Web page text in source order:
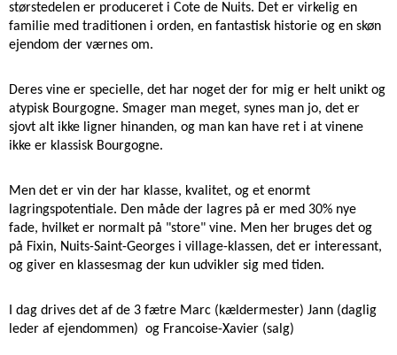
størstedelen er produceret i Cote de Nuits. Det er virkelig en
familie med traditionen i orden, en fantastisk historie og en skøn
ejendom der værnes om.
Deres vine er specielle, det har noget der for mig er helt unikt og
atypisk Bourgogne. Smager man meget, synes man jo, det er
sjovt alt ikke ligner hinanden, og man kan have ret i at vinene
ikke er klassisk Bourgogne.
Men det er vin der har klasse, kvalitet, og et enormt
lagringspotentiale. Den måde der lagres på er med 30% nye
fade, hvilket er normalt på "store" vine. Men her bruges det og
på Fixin, Nuits-Saint-Georges i village-klassen, det er interessant,
og giver en klassesmag der kun udvikler sig med tiden.
I dag drives det af de 3 fætre Marc (kældermester) Jann (daglig
leder af ejendommen)  og Francoise-Xavier (salg)